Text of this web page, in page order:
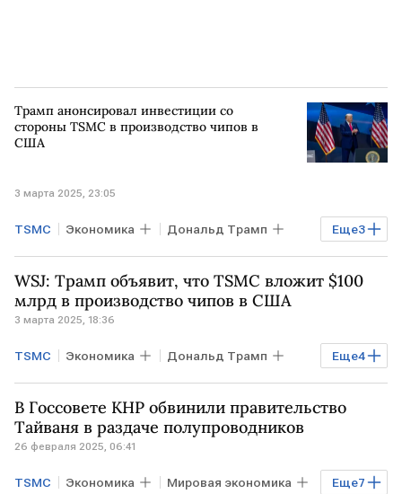
Трамп анонсировал инвестиции со
стороны TSMC в производство чипов в
США
3 марта 2025, 23:05
Еще3
TSMC Экономика Дональд Трамп
США Тайвань микроэлектроника
WSJ: Трамп объявит, что TSMC вложит $100
млрд в производство чипов в США
3 марта 2025, 18:36
Еще4
TSMC Экономика Дональд Трамп
США Технологии
микроэлектроника
В Госсовете КНР обвинили правительство
Тайваня в раздаче полупроводников
26 февраля 2025, 06:41
Еще7
TSMC Экономика Мировая экономика